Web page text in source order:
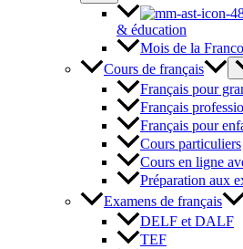
& éducation
Mois de la
Cours de français
Français pour
Français
Français pour
Cours particuliers
Cours en ligne
Préparation aux
Examens de français
DELF et DALF
TEF